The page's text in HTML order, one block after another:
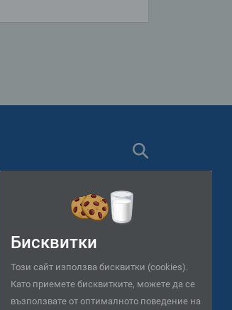
Следвайте ни във Facebook
Бисквитки
Този сайт използва бисквитки (cookies).
Като приемете бисквитките, можете да се
възползвате от оптималното поведение на